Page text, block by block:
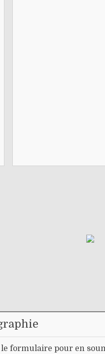
formulaire pour en